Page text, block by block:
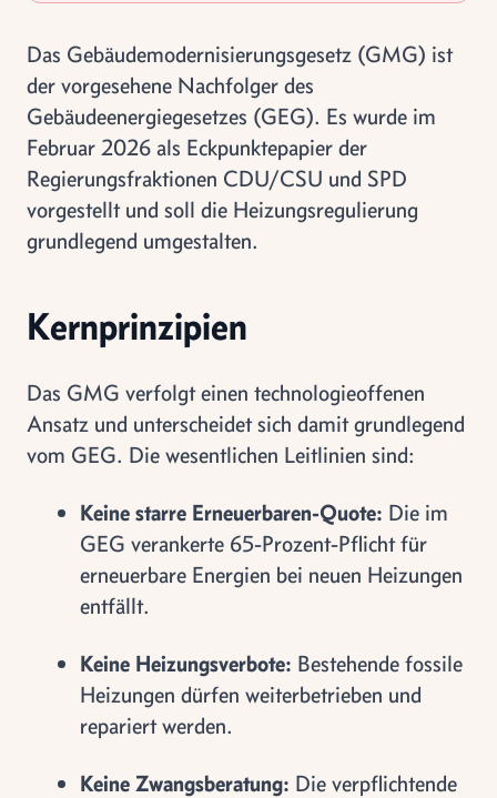
Das Gebäudemodernisierungsgesetz (GMG) ist
der vorgesehene Nachfolger des
Gebäudeenergiegesetzes (GEG). Es wurde im
Februar 2026 als Eckpunktepapier der
Regierungsfraktionen CDU/CSU und SPD
vorgestellt und soll die Heizungsregulierung
grundlegend umgestalten.
Kernprinzipien
Das GMG verfolgt einen technologieoffenen
Ansatz und unterscheidet sich damit grundlegend
vom GEG. Die wesentlichen Leitlinien sind:
Keine starre Erneuerbaren-Quote: Die im
GEG verankerte 65-Prozent-Pflicht für
erneuerbare Energien bei neuen Heizungen
entfällt.
Keine Heizungsverbote: Bestehende fossile
Heizungen dürfen weiterbetrieben und
repariert werden.
Keine Zwangsberatung: Die verpflichtende